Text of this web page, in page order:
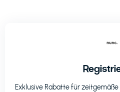
Exklusive Rabatte für